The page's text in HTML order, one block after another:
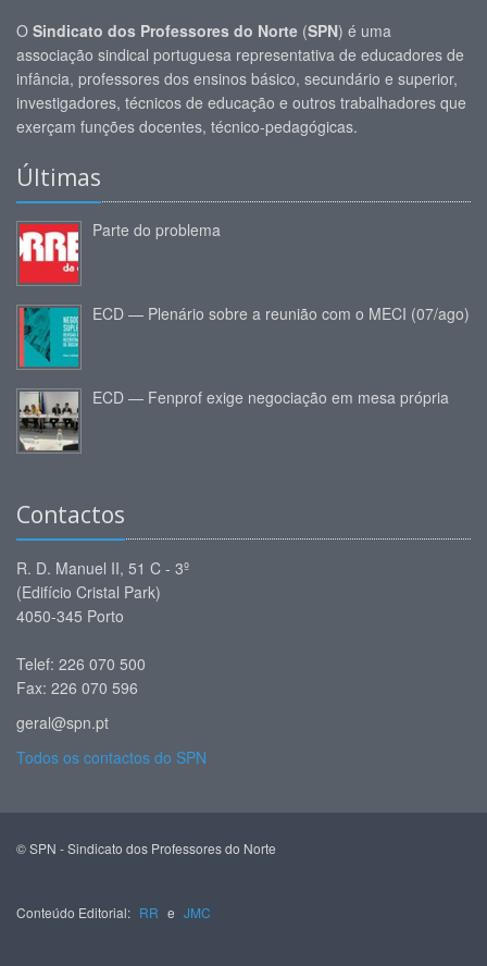
O Sindicato dos Professores do Norte (SPN) é uma
associação sindical portuguesa representativa de educadores de
infância, professores dos ensinos básico, secundário e superior,
investigadores, técnicos de educação e outros trabalhadores que
exerçam funções docentes, técnico-pedagógicas.
Últimas
Parte do problema
ECD — Plenário sobre a reunião com o MECI (07/ago)
ECD — Fenprof exige negociação em mesa própria
Contactos
R. D. Manuel II, 51 C - 3º
(Edifício Cristal Park)
4050-345 Porto
Telef: 226 070 500
Fax: 226 070 596
geral@spn.pt
Todos os contactos do SPN
© SPN - Sindicato dos Professores do Norte
Conteúdo Editorial: RR e JMC